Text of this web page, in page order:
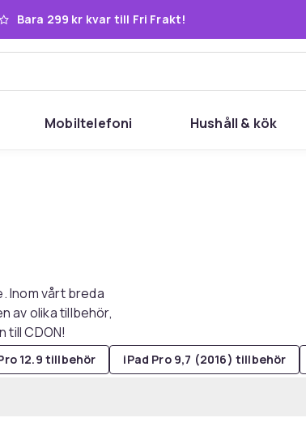
Bara 299 kr kvar till Fri Frakt!
Mobiltelefoni Hushåll & kök
Inom vårt breda
av olika tillbehör,
till CDON!
12.9 tillbehör iPad Pro 9,7 (2016) tillbehör